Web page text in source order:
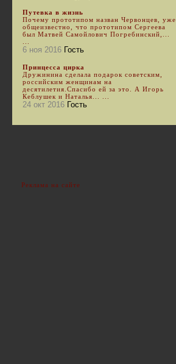
Путевка в жизнь
Почему прототипом назван Червонцев, уже
общеизвестно, что прототипом Сергеева
был Матвей Самойлович Погребинский,...
6 ноя 2016 Гость
Принцесса цирка
Дружинина сделала подарок советским,
российским женщинам на
десятилетия.Спасибо ей за это. А Игорь
Кеблушек и Наталья... ...
24 окт 2016 Гость
Реклама на сайте